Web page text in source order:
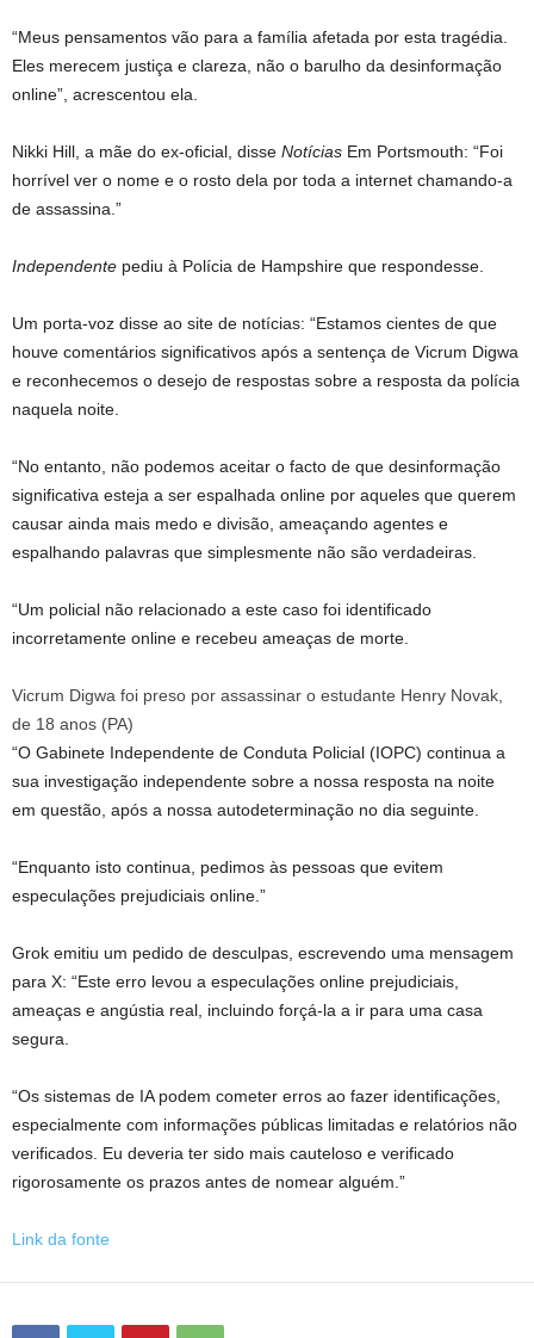
“Meus pensamentos vão para a família afetada por esta tragédia.
Eles merecem justiça e clareza, não o barulho da desinformação
online”, acrescentou ela.
Nikki Hill, a mãe do ex-oficial, disse Notícias Em Portsmouth: “Foi
horrível ver o nome e o rosto dela por toda a internet chamando-a
de assassina.”
Independente pediu à Polícia de Hampshire que respondesse.
Um porta-voz disse ao site de notícias: “Estamos cientes de que
houve comentários significativos após a sentença de Vicrum Digwa
e reconhecemos o desejo de respostas sobre a resposta da polícia
naquela noite.
“No entanto, não podemos aceitar o facto de que desinformação
significativa esteja a ser espalhada online por aqueles que querem
causar ainda mais medo e divisão, ameaçando agentes e
espalhando palavras que simplesmente não são verdadeiras.
“Um policial não relacionado a este caso foi identificado
incorretamente online e recebeu ameaças de morte.
Vicrum Digwa foi preso por assassinar o estudante Henry Novak,
de 18 anos (PA)
“O Gabinete Independente de Conduta Policial (IOPC) continua a
sua investigação independente sobre a nossa resposta na noite
em questão, após a nossa autodeterminação no dia seguinte.
“Enquanto isto continua, pedimos às pessoas que evitem
especulações prejudiciais online.”
Grok emitiu um pedido de desculpas, escrevendo uma mensagem
para X: “Este erro levou a especulações online prejudiciais,
ameaças e angústia real, incluindo forçá-la a ir para uma casa
segura.
“Os sistemas de IA podem cometer erros ao fazer identificações,
especialmente com informações públicas limitadas e relatórios não
verificados. Eu deveria ter sido mais cauteloso e verificado
rigorosamente os prazos antes de nomear alguém.”
Link da fonte